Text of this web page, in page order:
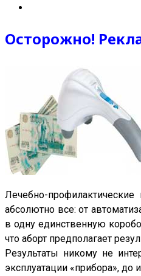
Осторожно!
Лечебно-
абсолютно все: от
в одну единственную
что аборт предполагает
Результаты никому не
эксплуатации «прибора»,